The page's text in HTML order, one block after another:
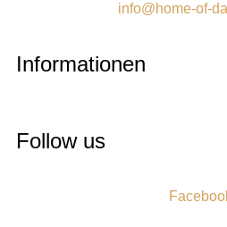
info@home-of-
Informationen
Follow us